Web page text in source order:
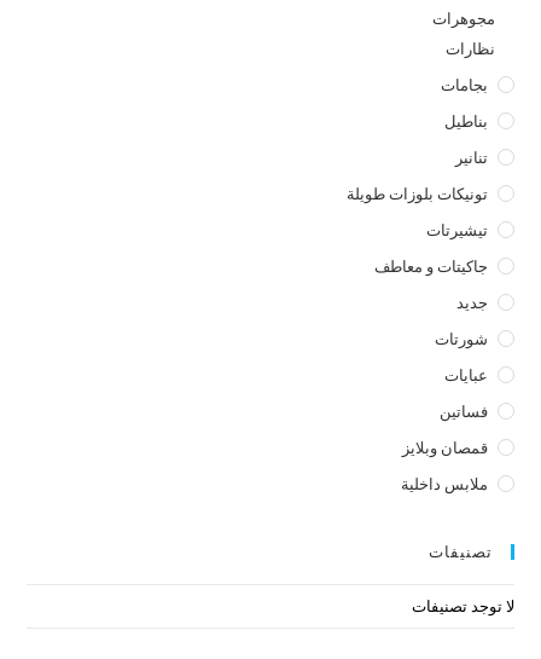
مجوهرات
نظارات
بجامات
بناطيل
تنانير
تونيكات بلوزات طويلة
تيشيرتات
جاكيتات و معاطف
جديد
شورتات
عبايات
فساتين
قمصان وبلايز
ملابس داخلية
تصنيفات
لا توجد تصنيفات